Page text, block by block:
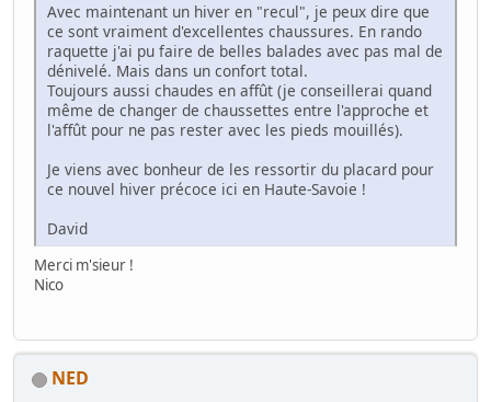
Avec maintenant un hiver en "recul", je peux dire que
ce sont vraiment d'excellentes chaussures. En rando
raquette j'ai pu faire de belles balades avec pas mal de
dénivelé. Mais dans un confort total.
Toujours aussi chaudes en affût (je conseillerai quand
même de changer de chaussettes entre l'approche et
l'affût pour ne pas rester avec les pieds mouillés).
Je viens avec bonheur de les ressortir du placard pour
ce nouvel hiver précoce ici en Haute-Savoie !
David
Merci m'sieur !
Nico
NED